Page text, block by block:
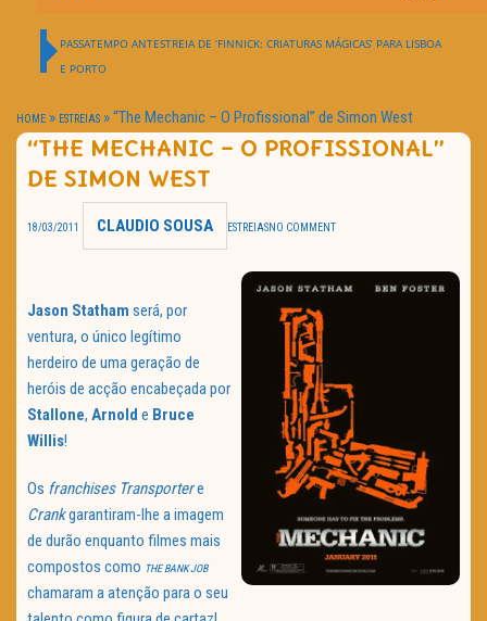
HOME CINEMA
NOTA PESSOAL
TRAILER DO DIA
Política de Privacidade
PASSATEMPO ANTESTREIA DE ‘FINNICK: CRIATURAS MÁGICAS’ PARA LISBOA
E PORTO
HOME » ESTREIAS »“The Mechanic – O Profissional” de Simon West
“THE MECHANIC – O PROFISSIONAL”
DE SIMON WEST
18/03/2011 CLAUDIO SOUSA ESTREIASNO COMMENT
Jason Statham será, por
ventura, o único legítimo
herdeiro de uma geração de
heróis de acção encabeçada por
Stallone, Arnold e Bruce
Willis!
Os franchises Transportere
Crankgarantiram-lhe a imagem
de durão enquanto filmes mais
compostos como THE BANK JOB
chamaram a atenção para o seu